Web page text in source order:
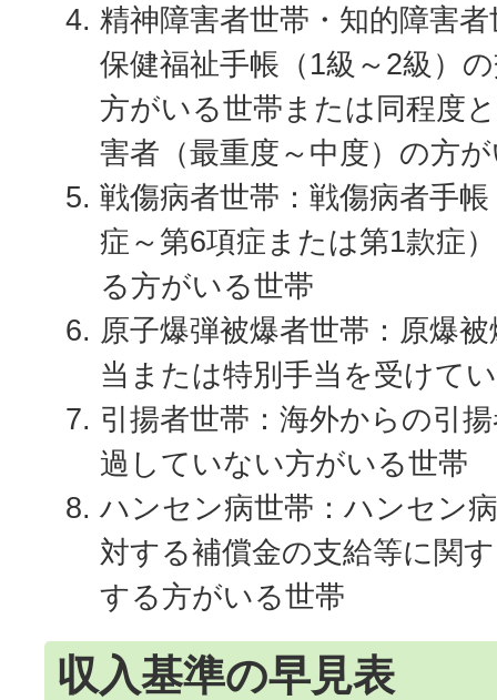
精神障害者世帯・知的障害
保健福祉手帳（1級～2級）
方がいる世帯または同程度
害者（最重度～中度）の方
戦傷病者世帯：戦傷病者手
症～第6項症または第1款症
る方がいる世帯
原子爆弾被爆者世帯：原爆
当または特別手当を受けて
引揚者世帯：海外からの引
過していない方がいる世帯
ハンセン病世帯：ハンセン
対する補償金の支給等に関
する方がいる世帯
収入基準の早見表